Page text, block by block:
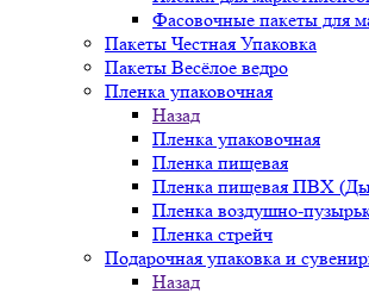
Фасовочные пакеты для
Пакеты Честная Упаковка
Пакеты Весёлое ведро
Пленка упаковочная
Назад
Пленка упаковочная
Пленка пищевая
Пленка пищевая ПВХ
Пленка воздушно-
Пленка стрейч
Подарочная упаковка и
Назад